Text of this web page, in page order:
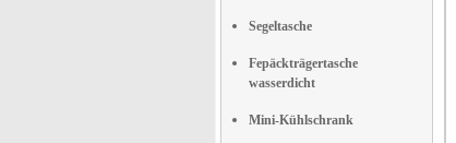
Segeltasche
Fepäckträgertasche
wasserdicht
Mini-Kühlschrank